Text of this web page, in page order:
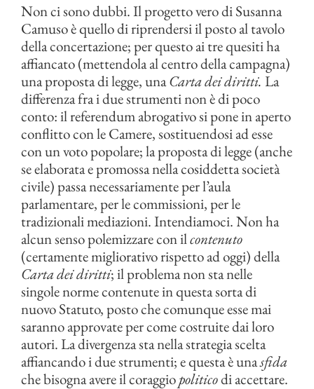
Non ci sono dubbi. Il progetto vero di Susanna
Camuso è quello di riprendersi il posto al tavolo
della concertazione; per questo ai tre quesiti ha
affiancato (mettendola al centro della campagna)
una proposta di legge, unaCarta dei diritti. La
differenza fra i due strumenti non è di poco
conto: il referendum abrogativo si pone in aperto
conflitto con le Camere, sostituendosi ad esse
con un voto popolare; la proposta di legge (anche
se elaborata e promossa nella cosiddetta società
civile) passa necessariamente per l’aula
parlamentare, per le commissioni, per le
tradizionali mediazioni. Intendiamoci. Non ha
alcun senso polemizzare con ilcontenuto
(certamente migliorativo rispetto ad oggi) della
Carta dei diritti; il problema non sta nelle
singole norme contenute in questa sorta di
nuovo Statuto, posto che comunque esse mai
saranno approvate per come costruite dai loro
autori. La divergenza sta nella strategia scelta
affiancando i due strumenti; e questa è unasfida
che bisogna avere il coraggiopoliticodi accettare.